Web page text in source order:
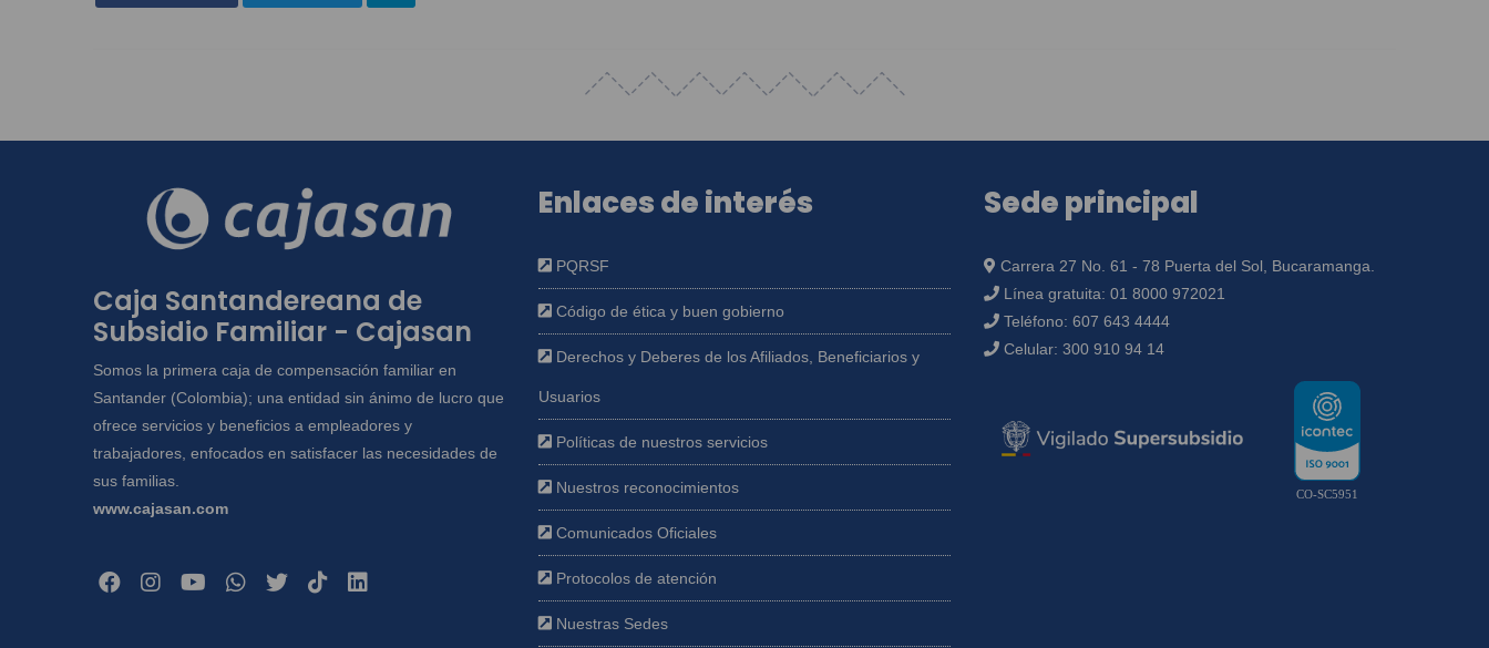
Caja Santandereana de
Subsidio Familiar - Cajasan
Somos la primera caja de compensación familiar en
Santander (Colombia); una entidad sin ánimo de lucro que
ofrece servicios y beneficios a empleadores y
trabajadores, enfocados en satisfacer las necesidades de
sus familias.
www.cajasan.com
Enlaces de interés
PQRSF
Código de ética y buen gobierno
Derechos y Deberes de los Afiliados, Beneficiarios y
Usuarios
Políticas de nuestros servicios
Nuestros reconocimientos
Comunicados Oficiales
Protocolos de atención
Nuestras Sedes
Sede principal
Carrera 27 No. 61 - 78 Puerta del Sol, Bucaramanga.
Línea gratuita: 01 8000 972021
Teléfono: 607 643 4444
Celular: 300 910 94 14
CO-SC5951